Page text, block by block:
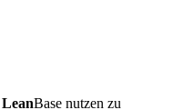
LeanBase nutzen zu